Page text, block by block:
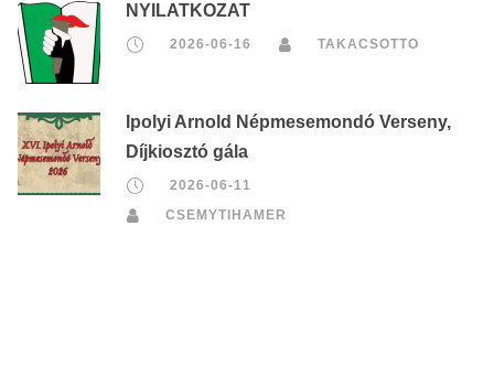
NYILATKOZAT
2026-06-16 TAKACSOTTO
Ipolyi Arnold Népmesemondó Verseny,
Díjkiosztó gála
2026-06-11
CSEMYTIHAMER